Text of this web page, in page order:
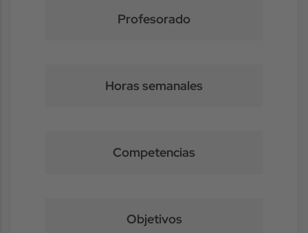
Profesorado
Horas semanales
Competencias
Objetivos